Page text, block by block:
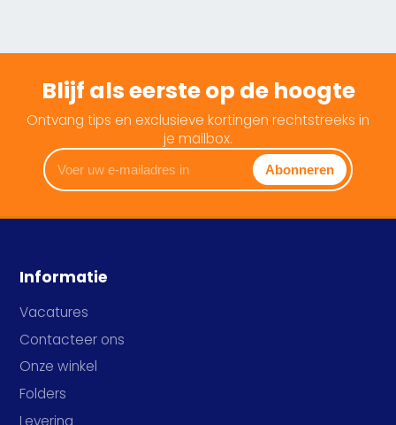
Blijf als eerste op de hoogte
Ontvang tips en exclusieve kortingen rechtstreeks in
je mailbox.
Voer
uw
e-
in
Abonneren
Informatie
Vacatures
Contacteer ons
Onze winkel
Folders
Levering